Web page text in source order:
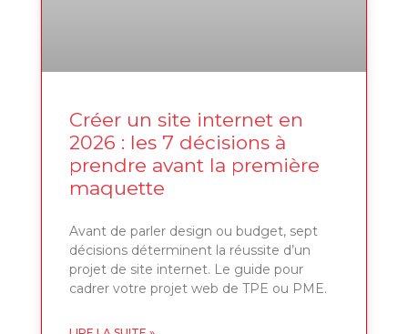
Créer un site internet en
2026 : les 7 décisions à
prendre avant la première
maquette
Avant de parler design ou budget, sept
décisions déterminent la réussite d’un
projet de site internet. Le guide pour
cadrer votre projet web de TPE ou PME.